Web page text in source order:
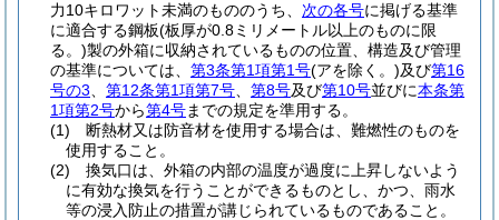
力10キロワット未満のもののうち、 次の各号に掲げる基準
に適合する鋼板(板厚が0.8ミリメートル以上のものに限
る。)製の外箱に収納されているものの位置、構造及び管理
の基準については、 第3条第1項第1号(アを除く。)及び第16
号の3
第12条第1項第7号 第8号及び第10号並びに本条第
1項第2号から第4号までの規定を準用する。
(1)
断熱材又は防音材を使用する場合は、難燃性のものを
使用すること。
(2)
換気口は、外箱の内部の温度が過度に上昇しないよう
に有効な換気を行うことができるものとし、かつ、雨水
等の浸入防止の措置が講じられているものであること。